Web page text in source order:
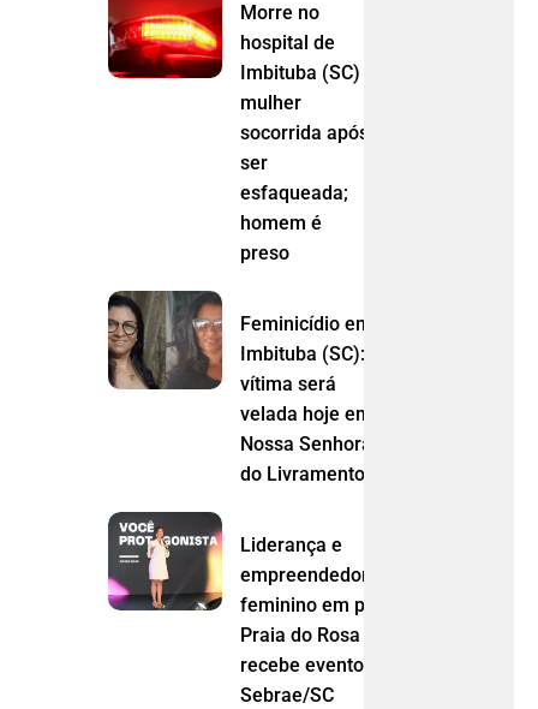
Morre no
hospital de
Imbituba (SC)
mulher
socorrida após
ser
esfaqueada;
homem é
preso
Feminicídio em
Imbituba (SC):
vítima será
velada hoje em
Nossa Senhora
do Livramento (MT)
Liderança e
empreendedorismo
feminino em pauta:
Praia do Rosa
recebe evento do
Sebrae/SC